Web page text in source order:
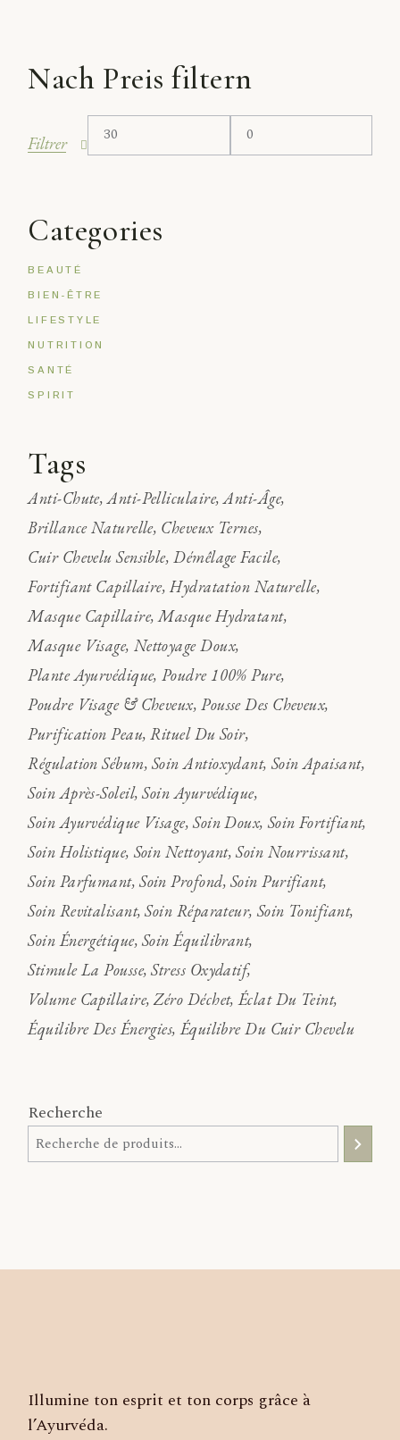
Nach Preis filtern
Filtrer
Categories
BEAUTÉ
BIEN-ÊTRE
LIFESTYLE
NUTRITION
SANTÉ
SPIRIT
Tags
Anti-Chute Anti-Pelliculaire Anti-Âge
Brillance Naturelle Cheveux Ternes
Cuir Chevelu Sensible Démêlage Facile
Fortifiant Capillaire Hydratation Naturelle
Masque Capillaire Masque Hydratant
Masque Visage Nettoyage Doux
Plante Ayurvédique Poudre 100% Pure
Poudre Visage & Cheveux Pousse Des Cheveux
Purification Peau Rituel Du Soir
Régulation Sébum Soin Antioxydant Soin Apaisant
Soin Après-Soleil Soin Ayurvédique
Soin Ayurvédique Visage Soin Doux Soin Fortifiant
Soin Holistique Soin Nettoyant Soin Nourrissant
Soin Parfumant Soin Profond Soin Purifiant
Soin Revitalisant Soin Réparateur Soin Tonifiant
Soin Énergétique Soin Équilibrant
Stimule La Pousse Stress Oxydatif
Volume Capillaire Zéro Déchet Éclat Du Teint
Équilibre Des Énergies Équilibre Du Cuir Chevelu
Recherche
Illumine ton esprit et ton corps grâce à
l’Ayurvéda.